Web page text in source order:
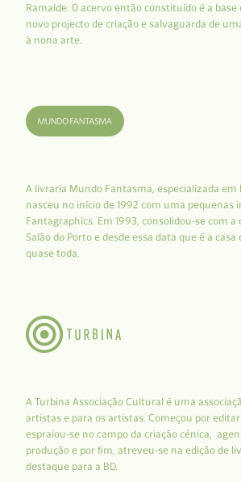
Ramalde. O acervo então constituído é a
novo projecto de criação e salvaguarda de
à nona arte.
A livraria Mundo Fantasma, especializada em
nasceu no início de 1992 com uma pequenas
Fantagraphics. Em 1993, consolidou-se com a
Salão do Porto e desde essa data que é a
quase toda.
A Turbina Associação Cultural é uma
artistas e para os artistas. Começou por editar
espraiou-se no campo da criação cénica,
produção e por fim, atreveu-se na edição de
destaque para a BD.